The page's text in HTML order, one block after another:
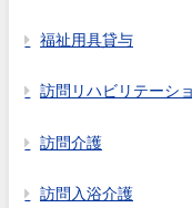
福祉用具貸与
訪問リハビリテーシ
訪問介護
訪問入浴介護